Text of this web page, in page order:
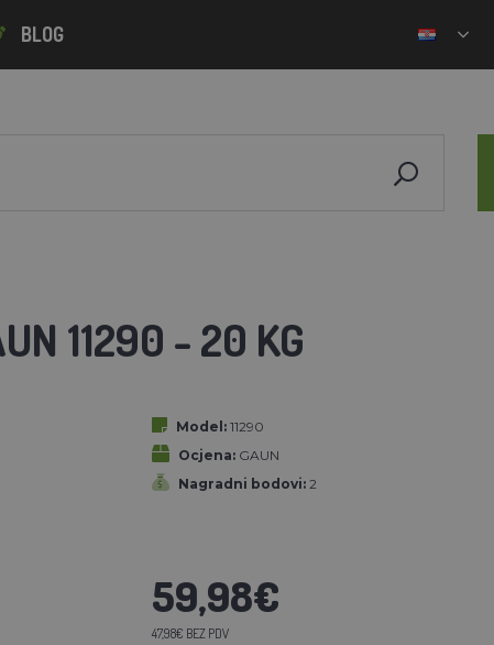
BLOG
11290 - 20 KG
Model: 11290
Ocjena: GAUN
Nagradni bodovi: 2
59,98€
47,98€ BEZ PDV